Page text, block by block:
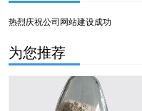
热烈庆祝公司网站建设成功
为您推荐